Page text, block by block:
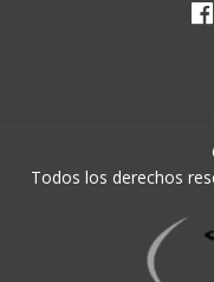
Todos los derechos